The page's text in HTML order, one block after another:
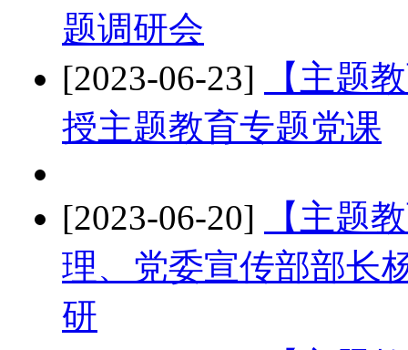
题调研会
[2023-06-23]
【主题
授主题教育专题党课
[2023-06-20]
【主题
理、党委宣传部部长
研